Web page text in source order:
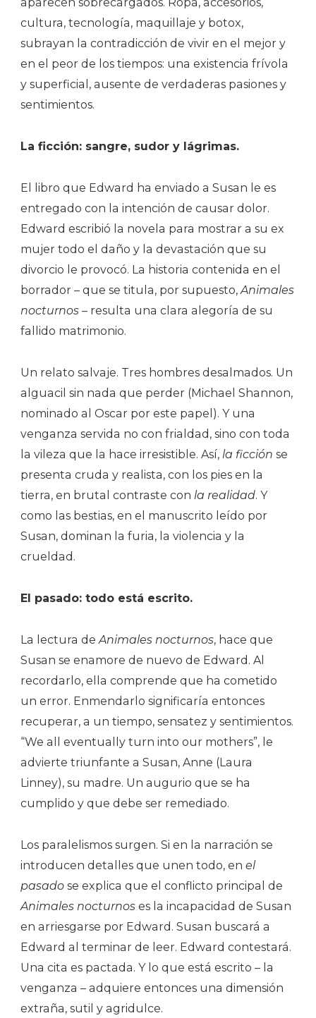
cultura, tecnología, maquillaje y botox,
subrayan la contradicción de vivir en el mejor y
en el peor de los tiempos: una existencia frívola
y superficial, ausente de verdaderas pasiones y
sentimientos.
La ficción: sangre, sudor y lágrimas.
El libro que Edward ha enviado a Susan le es
entregado con la intención de causar dolor.
Edward escribió la novela para mostrar a su ex
mujer todo el daño y la devastación que su
divorcio le provocó. La historia contenida en el
borrador – que se titula, por supuesto,Animales
nocturnos – resulta una clara alegoría de su
fallido matrimonio.
Un relato salvaje. Tres hombres desalmados. Un
alguacil sin nada que perder (Michael Shannon,
nominado al Oscar por este papel). Y una
venganza servida no con frialdad, sino con toda
la vileza que la hace irresistible. Así, la ficción se
presenta cruda y realista, con los pies en la
tierra, en brutal contraste con la realidad. Y
como las bestias, en el manuscrito leído por
Susan, dominan la furia, la violencia y la
crueldad.
El pasado: todo está escrito.
La lectura deAnimales nocturnos, hace que
Susan se enamore de nuevo de Edward. Al
recordarlo, ella comprende que ha cometido
un error. Enmendarlo significaría entonces
recuperar, a un tiempo, sensatez y sentimientos.
“We all eventually turn into our mothers”, le
advierte triunfante a Susan, Anne (Laura
Linney), su madre. Un augurio que se ha
cumplido y que debe ser remediado.
Los paralelismos surgen. Si en la narración se
introducen detalles que unen todo, en el
pasado se explica que el conflicto principal de
Animales nocturnos es la incapacidad de Susan
en arriesgarse por Edward. Susan buscará a
Edward al terminar de leer. Edward contestará.
Una cita es pactada. Y lo que está escrito – la
venganza – adquiere entonces una dimensión
extraña, sutil y agridulce.